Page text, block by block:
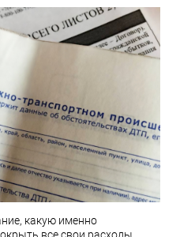
какую именно